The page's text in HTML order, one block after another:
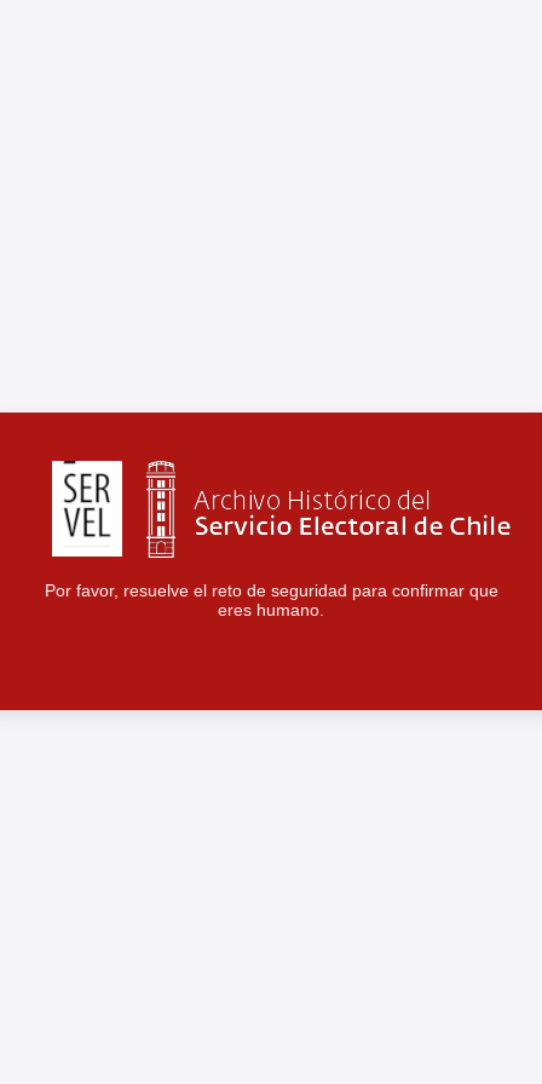
Por favor, resuelve el reto de seguridad para confirmar que
eres humano.